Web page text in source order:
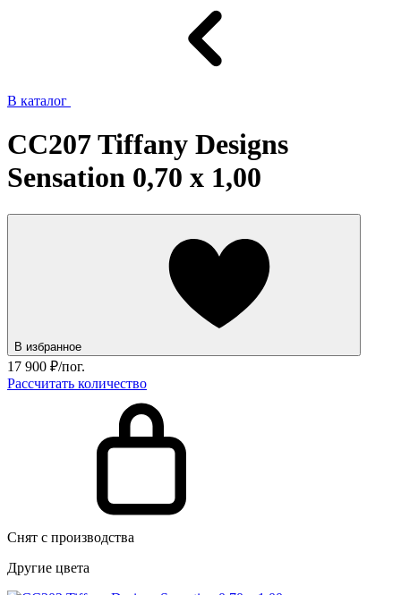
В каталог
CC207 Tiffany Designs
Sensation 0,70 x 1,00
В избранное
17 900 ₽/пог.
Рассчитать количество
Снят с производства
Другие цвета